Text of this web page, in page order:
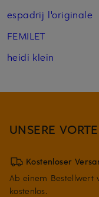
espadrij l'originale
FEMILET
heidi klein
UNSERE
Kostenloser
Ab einem Bestellwert
kostenlos.